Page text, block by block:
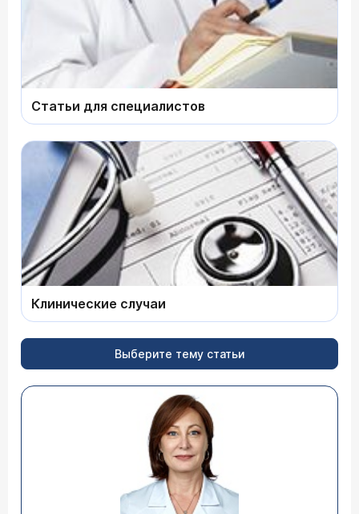
Статьи для специалистов
Клинические случаи
Выберите тему статьи